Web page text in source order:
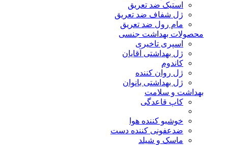
استیک ضد تعریق
ژل شفاف ضد تعریق
مام رول ضد تعریق
محصولات بهداشت جنسی
اسپری تاخیری
ژل بهداشتی آقایان
کاندوم
ژل روان کننده
ژل بهداشتی بانوان
بهداشت و سلامت
کاپ قاعدگی
خوشبو کننده هوا
ضدعفونی کننده دست
ماسک و شیلد